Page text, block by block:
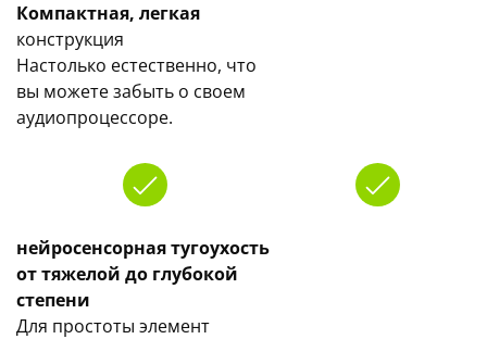
Компактная, легкая
конструкция
Настолько естественно, что
вы можете забыть о своем
аудиопроцессоре.
нейросенсорная тугоухость
от тяжелой до глубокой
степени
Для простоты элемент